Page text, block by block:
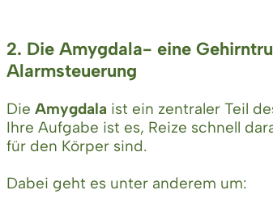
2. Die Amygdala- eine
Alarmsteuerung
Die Amygdala ist ein zentraler Teil
Ihre Aufgabe ist es, Reize schnell
für den Körper sind.
Dabei geht es unter anderem um: